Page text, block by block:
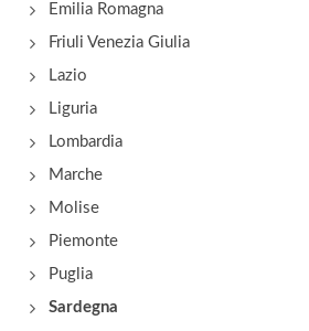
Emilia Romagna
Friuli Venezia Giulia
Lazio
Liguria
Lombardia
Marche
Molise
Piemonte
Puglia
Sardegna